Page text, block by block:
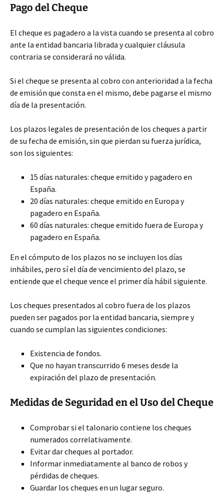
Pago del Cheque
El cheque es pagadero a la vista cuando se presenta al cobro
ante la entidad bancaria librada y cualquier cláusula
contraria se considerará no válida.
Si el cheque se presenta al cobro con anterioridad a la fecha
de emisión que consta en el mismo, debe pagarse el mismo
día de la presentación.
Los plazos legales de presentación de los cheques a partir
de su fecha de emisión, sin que pierdan su fuerza jurídica,
son los siguientes:
15 días naturales: cheque emitido y pagadero en
España.
20 días naturales: cheque emitido en Europa y
pagadero en España.
60 días naturales: cheque emitido fuera de Europa y
pagadero en España.
En el cómputo de los plazos no se incluyen los días
inhábiles, pero sí el día de vencimiento del plazo, se
entiende que el cheque vence el primer día hábil siguiente.
Los cheques presentados al cobro fuera de los plazos
pueden ser pagados por la entidad bancaria, siempre y
cuando se cumplan las siguientes condiciones:
Existencia de fondos.
Que no hayan transcurrido 6 meses desde la
expiración del plazo de presentación.
Medidas de Seguridad en el Uso del Cheque
Comprobar si el talonario contiene los cheques
numerados correlativamente.
Evitar dar cheques al portador.
Informar inmediatamente al banco de robos y
pérdidas de cheques.
Guardar los cheques en un lugar seguro.